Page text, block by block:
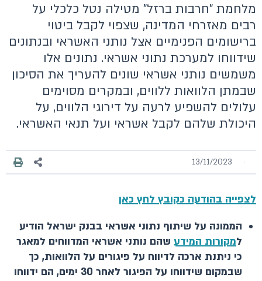
מלחמת "חרבות ברזל" מטילה נטל כלכלי על
רבים מאזרחי המדינה, שצפוי לקבל ביטוי
ברישומים הפנימיים אצל נותני האשראי ובנתונים
שידווחו למערכת נתוני אשראי. נתונים אלו
משמשים נותני אשראי שונים להעריך את הסיכון
שבמתן הלוואות ללווים, ובמקרים מסוימים
עלולים להשפיע לרעה על דירוגי הלווים, על
היכולת שלהם לקבל אשראי ועל תנאי האשראי.
13/11/2023
לצפייה בהודעה כקובץ לחץ כאן
הממונה על שיתוף נתוני אשראי בבנק ישראל הודיע
למקורות המידע שהם נותני אשראי המדווחים למאגר
כי ניתנת ארכה לדיווח על פיגורים על הלוואות, כך
שבמקום שידווחו על הפיגור לאחר 30 ימים, הם ידווחו